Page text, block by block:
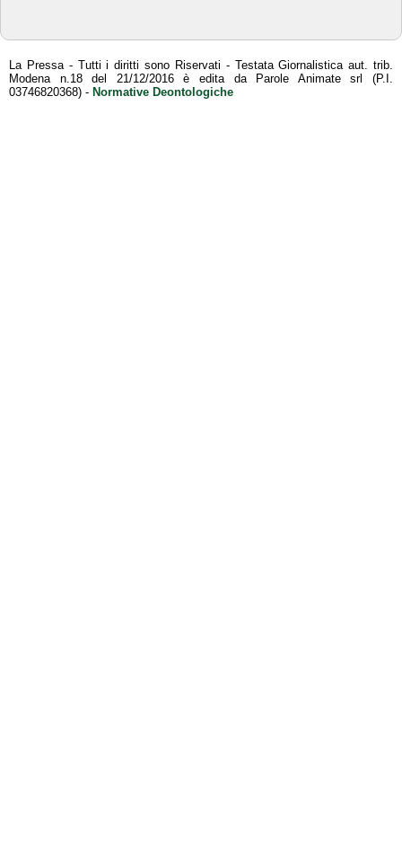
La Pressa - Tutti i diritti sono Riservati - Testata Giornalistica aut. trib.
Modena n.18 del 21/12/2016 è edita da Parole Animate srl (P.I.
03746820368) - Normative Deontologiche